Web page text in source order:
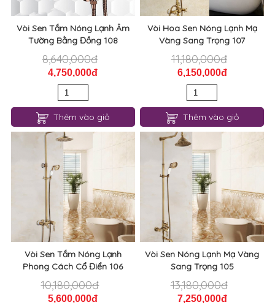
Vòi Sen Tắm Nóng Lạnh Âm
Tường Bằng Đồng 108
8,640,000đ
4,750,000đ
Thêm vào giỏ
Vòi Hoa Sen Nóng Lạnh Mạ
Vàng Sang Trọng 107
11,180,000đ
6,150,000đ
Thêm vào giỏ
Vòi Sen Tắm Nóng Lạnh
Phong Cách Cổ Điển 106
10,180,000đ
5,600,000đ
Vòi Sen Nóng Lạnh Mạ Vàng
Sang Trọng 105
13,180,000đ
7,250,000đ